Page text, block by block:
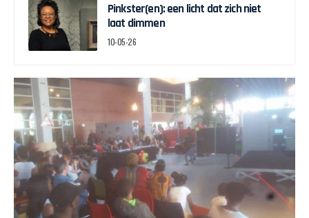
Pinkster(en): een licht dat zich niet
laat dimmen
10-05-26